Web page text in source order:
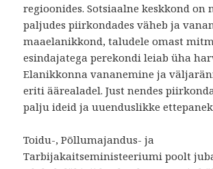
regioonides. Sotsiaalne keskkond on
paljudes piirkondades väheb ja
maaelanikkond, taludele omast
esindajatega perekondi leiab üha
Elanikkonna vananemine ja
eriti äärealadel. Just nendes
palju ideid ja uuenduslikke
Toidu-, Põllumajandus- ja
Tarbijakaitseministeeriumi poolt